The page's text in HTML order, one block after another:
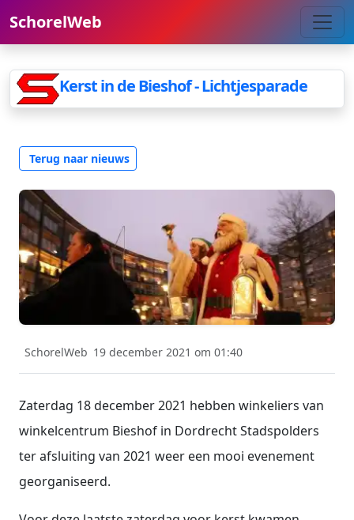
SchorelWeb
Kerst in de Bieshof - Lichtjesparade
Terug naar nieuws
SchorelWeb 19 december 2021 om 01:40
Zaterdag 18 december 2021 hebben winkeliers van
winkelcentrum Bieshof in Dordrecht Stadspolders
ter afsluiting van 2021 weer een mooi evenement
georganiseerd.